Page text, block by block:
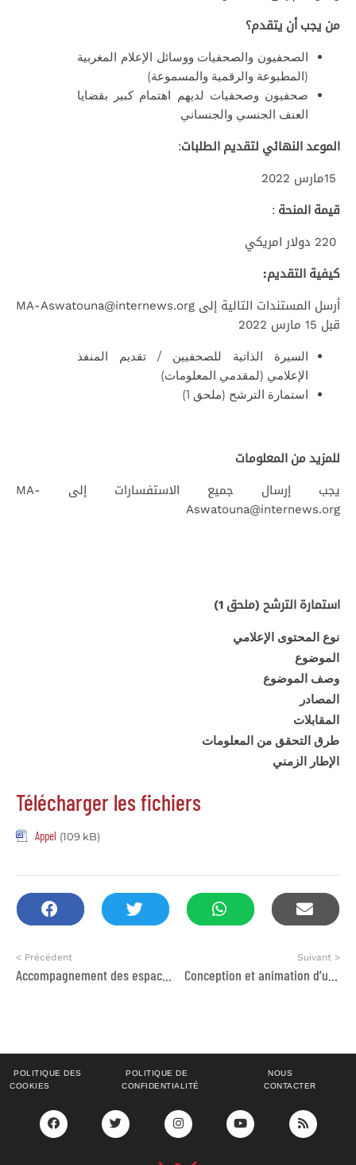
من يجب أن يتقدم؟
الصحفيون والصحفيات ووسائل الإعلام المغربية
(المطبوعة والرقمية والمسموعة)
صحفيون وصحفيات لديهم اهتمام كبير بقضايا
العنف الجنسي والجنساني
الموعد النهائي لتقديم الطلبات:
قيمة المنحة :
كيفية التقديم:
أرسل المستندات التالية إلى MA-Aswatouna@internews.org
قبل 15 مارس 2022
السيرة الذاتية للصحفيين / تقديم المنفذ
الإعلامي (لمقدمي المعلومات)
استمارة الترشح (ملحق 1)
للمزيد من المعلومات
يجب إرسال جميع الاستفسارات إلى MA-
Aswatouna@internews.org
استمارة الترشح (ملحق 1)
نوع المحتوى الإعلامي
الموضوع
وصف الموضوع
المصادر
المقابلات
طرق التحقق من المعلومات
الإطار الزمني
Télécharger les fichiers
Appel (109 kB)
< Précédent Suivant >
POLITIQUE DES
COOKIES
POLITIQUE DE
CONFIDENTIALITÉ
NOUS
CONTACTER